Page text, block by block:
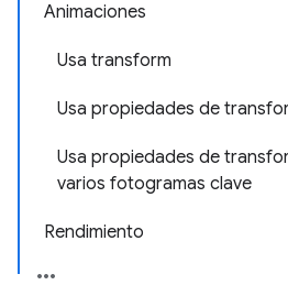
Animaciones
Usa transform
Usa propiedades de
Usa propiedades de
varios fotogramas clave
Rendimiento